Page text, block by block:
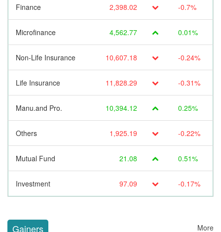
Finance 2,398.02 -0.7%
Microfinance 4,562.77 0.01%
Non-Life Insurance 10,607.18 -0.24%
Life Insurance 11,828.29 -0.31%
Manu.and Pro. 10,394.12 0.25%
Others 1,925.19 -0.22%
Mutual Fund 21.08 0.51%
Investment 97.09 -0.17%
Gainers More